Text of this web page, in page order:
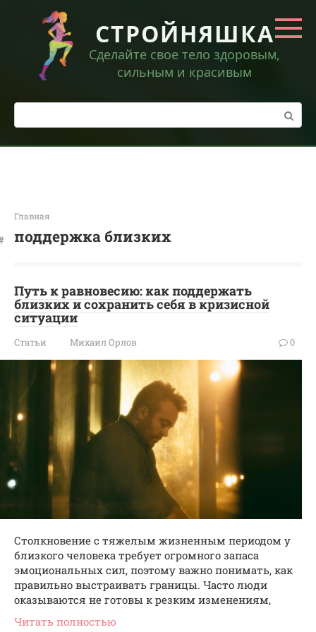
контенту
СТРОЙНЯШКА
Сделайте свое тело здоровым,
сильным и красивым
Поиск:
Главная
поддержка близких
Путь к равновесию: как поддержать
близких и сохранить себя в кризисной
ситуации
Статьи Михаил Орлов 0
Столкновение с тяжелым жизненным периодом у
близкого человека требует огромного запаса
эмоциональных сил, поэтому важно понимать, как
правильно выстраивать границы. Часто люди
оказываются не готовы к резким изменениям,
Читать полностью